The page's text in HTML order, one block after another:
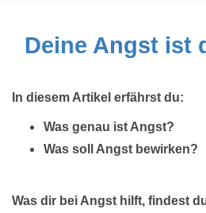
Deine Angst ist
In diesem Artikel erfährst du:
Was genau ist Angst?
Was soll Angst bewirken?
Was dir bei Angst hilft, findest